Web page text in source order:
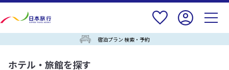
宿泊プラン 検索・予約
ホテル・旅館を探す